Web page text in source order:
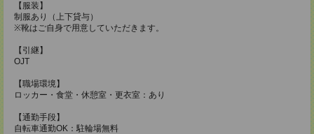
【服装】
制服あり（上下貸与）
※靴はご自身で用意していただきます。
【引継】
OJT
【職場環境】
ロッカー・食堂・休憩室・更衣室：あり
【通勤手段】
自転車通勤OK：駐輪場無料